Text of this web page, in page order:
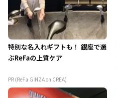
特別な名入れギフトも！ 銀座で選
ぶReFaの上質ケア
PR (ReFa GINZA on CREA)